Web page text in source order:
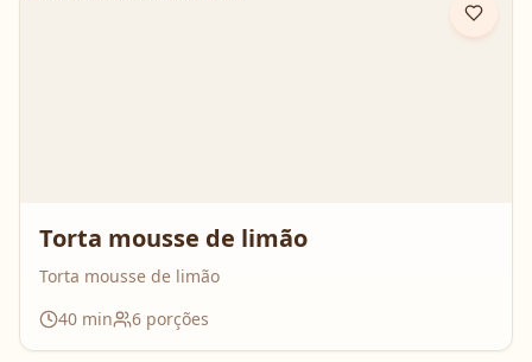
Torta mousse de limão
Torta mousse de limão
40 min 6 porções